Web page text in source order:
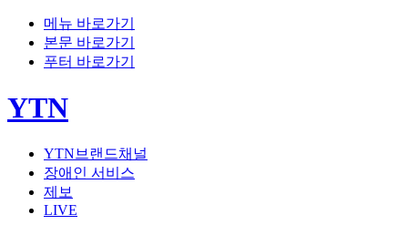
메뉴 바로가기
본문 바로가기
푸터 바로가기
YTN
YTN브랜드채널
장애인 서비스
제보
LIVE